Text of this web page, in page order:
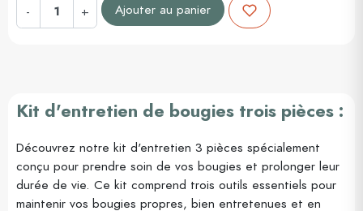
- + Ajouter au panier
Kit d'entretien de bougies trois pièces :
Découvrez notre kit d'entretien 3 pièces spécialement
conçu pour prendre soin de vos bougies et prolonger leur
durée de vie. Ce kit comprend trois outils essentiels pour
maintenir vos bougies propres, bien entretenues et en